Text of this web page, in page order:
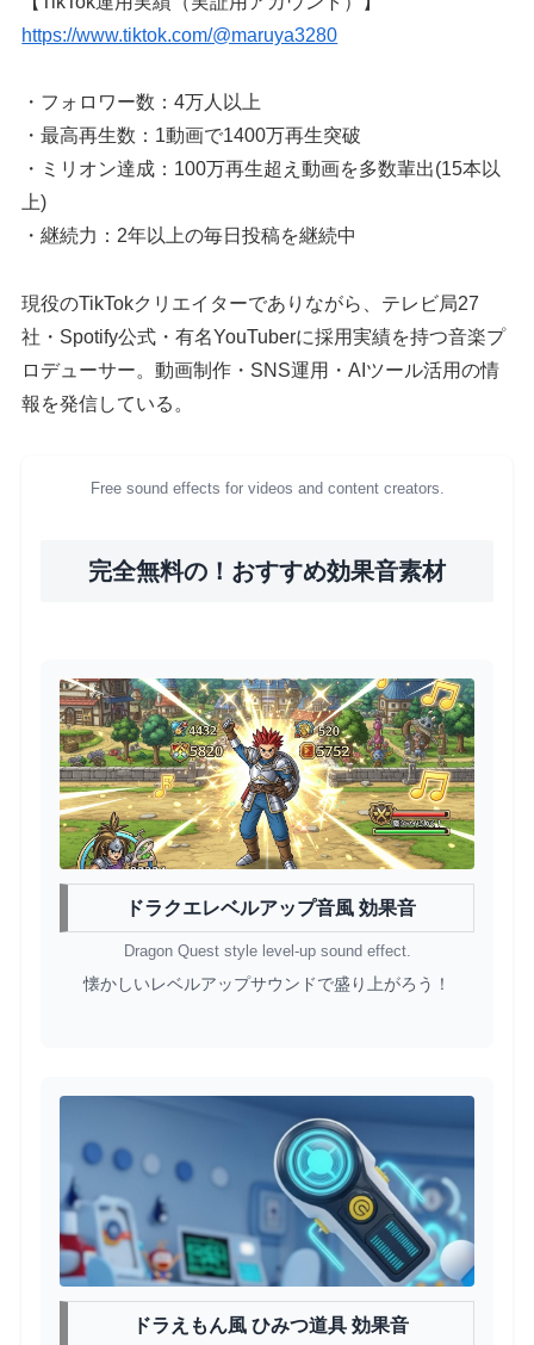
https://www.tiktok.com/@maruya3280
・フォロワー数：4万人以上
・最高再生数：1動画で1400万再生突破
・ミリオン達成：100万再生超え動画を多数輩出(15本以
上)
・継続力：2年以上の毎日投稿を継続中
現役のTikTokクリエイターでありながら、テレビ局27
社・Spotify公式・有名YouTuberに採用実績を持つ音楽プ
ロデューサー。動画制作・SNS運用・AIツール活用の情
報を発信している。
Free sound effects for videos and content creators.
完全無料の！おすすめ効果音素材
ドラクエレベルアップ音風 効果音
Dragon Quest style level-up sound effect.
懐かしいレベルアップサウンドで盛り上がろう！
ドラえもん風 ひみつ道具 効果音